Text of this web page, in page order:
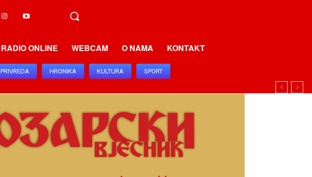
RADIO ONLINE WEBCAM O NAMA KONTAKT
PRIVREDA HRONIKA KULTURA SPORT